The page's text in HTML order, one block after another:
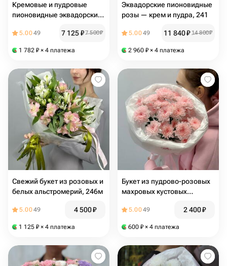
Кремовые и пудровые
пионовидные эквадорские
5.0049 7 125₽7 500₽
1 782 ₽ × 4 платежа
Эквадорские пионовидные
розы — крем и пудра, 241
5.0049 11 840₽ 14 800₽
2 960 ₽ × 4 платежа
Свежий букет из розовых и
белых альстромерий, 246м
5.0049 4 500₽
1 125 ₽ × 4 платежа
Букет из пудрово-розовых
махровых кустовых
5.0049 2 400₽
600 ₽ × 4 платежа